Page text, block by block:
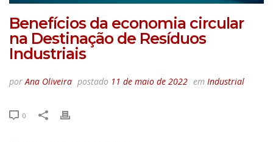
Benefícios da economia circular
na Destinação de Resíduos
Industriais
porAna Oliveira postado 11 de maio de 2022 em Industrial
0